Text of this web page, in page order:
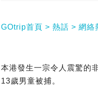
GOtrip首頁 熱話 網絡
本港發生一宗令人震驚的
13歲男童被捕。